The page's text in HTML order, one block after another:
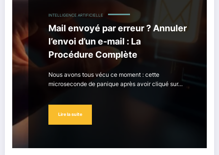
INTELLIGENCE ARTIFICIELLE
Mail envoyé par erreur ? Annuler
l’envoi d’un e-mail : La
Procédure Complète
Nous avons tous vécu ce moment : cette
microseconde de panique après avoir cliqué sur…
Lire la suite